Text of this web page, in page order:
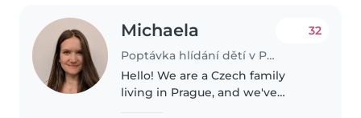
Michaela
Poptávka hlídání dětí v Praha
32
Hello! We are a Czech family
living in Prague, and we've